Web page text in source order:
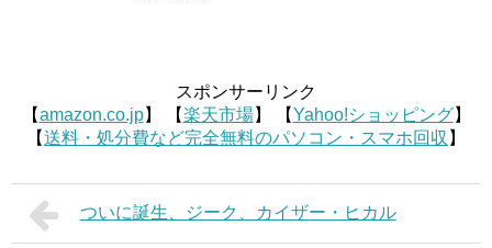
スポンサーリンク
【amazon.co.jp】 【楽天市場】 【Yahoo!ショッピング】
【送料・処分費など完全無料のパソコン・スマホ回収 】
ついに誕生、ジーク、カイザー・ヒカル